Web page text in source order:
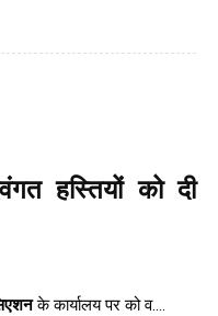
हस्तियों को दी
के कार्यालय पर को व....